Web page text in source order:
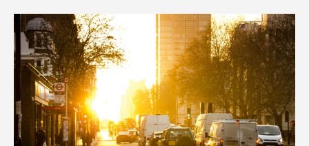
136****7047 暂未符合 方案已发送
189****2466 暂未符合 方案已发送
185****8446 暂未符合 方案已发送
138****9527 符合条件 方案已发送
138****9291 暂未符合 方案已发送